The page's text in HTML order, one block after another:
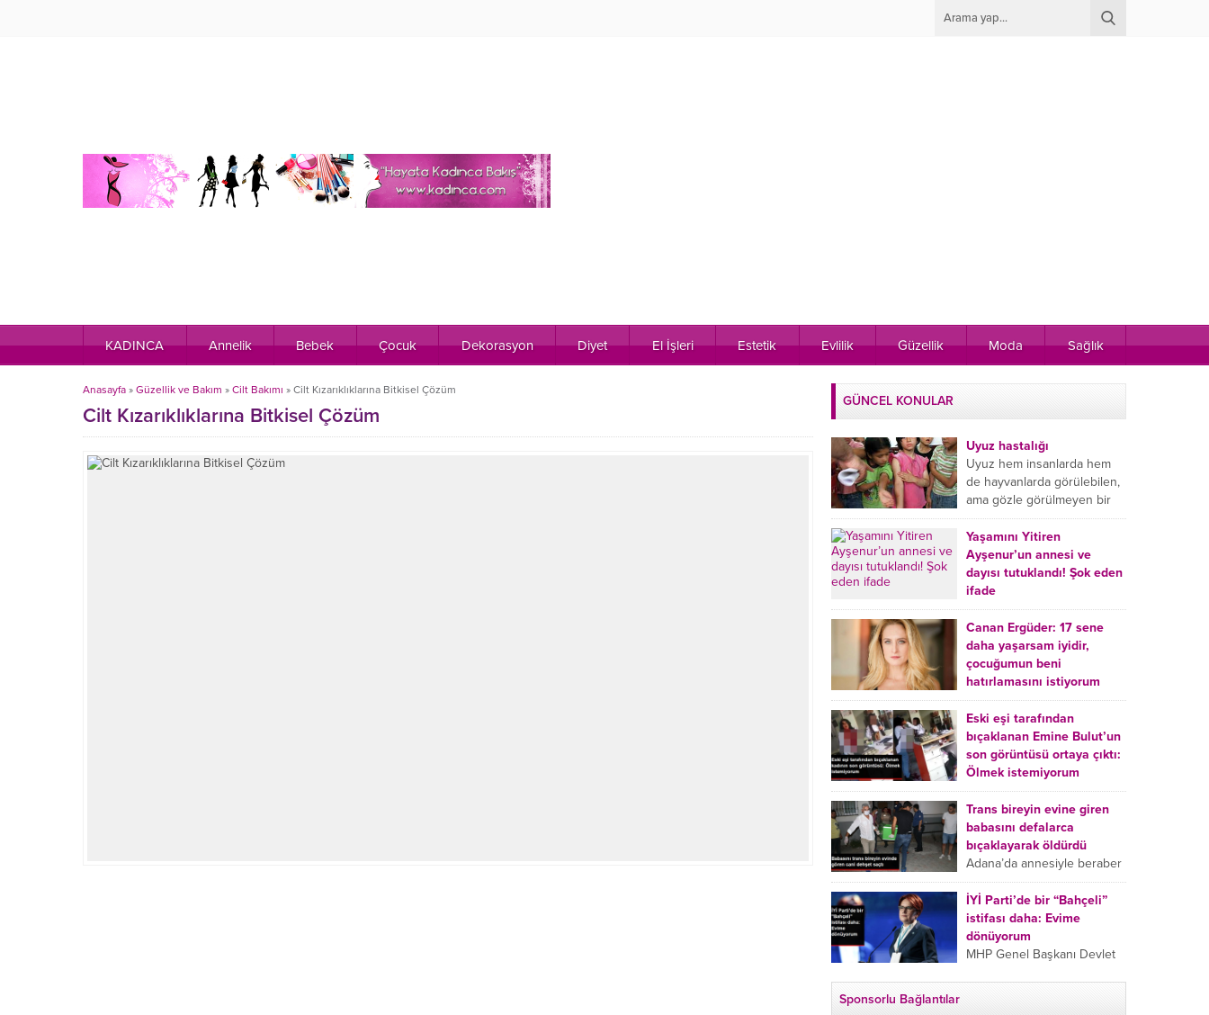
KADINCA Annelik Bebek Çocuk Dekorasyon Diyet El İşleri Estetik Evlilik Güzellik Moda Sağlık
Anasayfa » Güzellik ve Bakım » Cilt Bakımı » Cilt Kızarıklıklarına Bitkisel Çözüm
Cilt Kızarıklıklarına Bitkisel Çözüm
GÜNCEL KONULAR
Uyuz hastalığı
Uyuz hem insanlarda hem
de hayvanlarda görülebilen,
ama gözle görülmeyen bir
tür mikroplu böcek
hastalığıdır. Uyuz hastalığı
(Urticaria), deride veya...
Yaşamını Yitiren
Ayşenur’un annesi ve
dayısı tutuklandı! Şok eden
ifade
Burdur’da yatağında ölü
bulunan Ayşenur Kazık’ın (2)
annesi Kader Karadeniz (23)
ile dayısı Hızır Tunç
Çetinkaya (19) tutuklandı.
Çetinkaya, ifadesinde...
Canan Ergüder: 17 sene
daha yaşarsam iyidir,
çocuğumun beni
hatırlamasını istiyorum
Kanser tedavisi gören ünlü
oyuncu Canan Ergüder,
hastalık sürecini anlattı:
Meme kanserine yakalanan
ünlü oyuncu Canan Ergüder
aklıma ilk ölümün...
Eski eşi tarafından
bıçaklanan Emine Bulut’un
son görüntüsü ortaya çıktı:
Ölmek istemiyorum
Kırıkkale’de eski eşi
tarafından boğazından
bıçaklanan Emine Bulut’un
“Ben ölmek istemiyorum”
demesi ve yanında bulunan
10 yaşındaki kızının “Anne
lütfen...
Trans bireyin evine giren
babasını defalarca
bıçaklayarak öldürdü
Adana’da annesiyle beraber
takip ettiği babasının trans
bireyin evine girdiği gören
cani, babasını vücudunun
çeşitli yerlerinden
bıçaklayarak öldürdü.
İYİ Parti’de bir “Bahçeli”
istifası daha: Evime
dönüyorum
MHP Genel Başkanı Devlet
Sponsorlu Bağlantılar